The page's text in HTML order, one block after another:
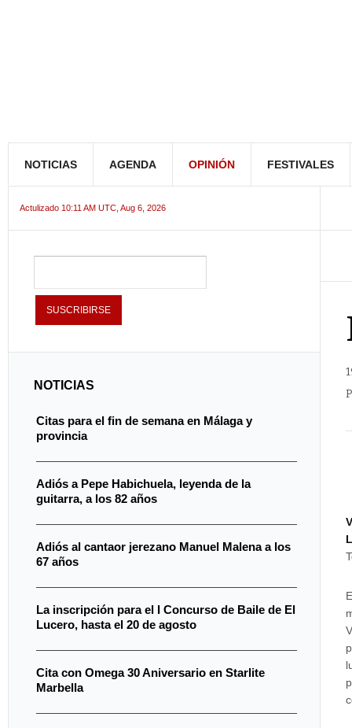
NOTICIAS AGENDA OPINIÓN FESTIVALES
Actulizado 10:11 AM UTC, Aug 6, 2026
NOTICIAS
Citas para el fin de semana en Málaga y
provincia
Adiós a Pepe Habichuela, leyenda de la
guitarra, a los 82 años
Adiós al cantaor jerezano Manuel Malena a los
67 años
La inscripción para el I Concurso de Baile de El
Lucero, hasta el 20 de agosto
Cita con Omega 30 Aniversario en Starlite
Marbella